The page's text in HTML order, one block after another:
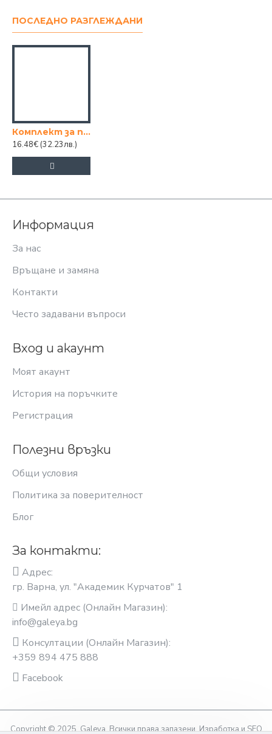
ПОСЛЕДНО РАЗГЛЕЖДАНИ
Комплект за почистване Planet Spin Mop 19 л
16.48€ (32.23лв.)
Информация
За нас
Връщане и замяна
Контакти
Често задавани въпроси
Вход и акаунт
Моят акаунт
История на поръчките
Регистрация
Полезни връзки
Общи условия
Политика за поверителност
Блог
За контакти:
Адрес:
гр. Варна, ул. "Академик Курчатов" 1
Имейл адрес (Онлайн Магазин):
info@galeya.bg
Консултации (Онлайн Магазин):
+359 894 475 888
Facebook
Copyright © 2025, Galeya, Всички права запазени. Изработка и SEO